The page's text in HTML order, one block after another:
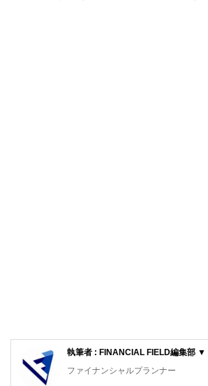
執筆者 : FINANCIAL FIELD編集部 ▼
ファイナンシャルプランナー